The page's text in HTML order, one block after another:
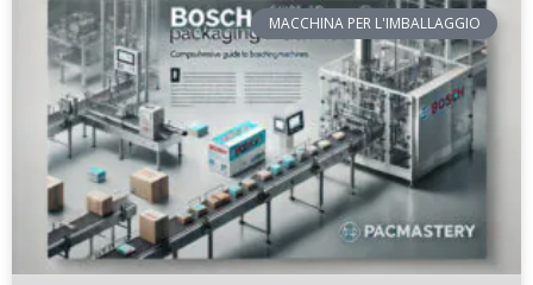
MACCHINA PER L'IMBALLAGGIO